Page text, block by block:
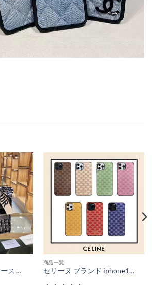
Christian Dior レディース バッグ 激安 ディオール オブリーク ブックトート セレブ愛用 ハンドバッグ スカーフ付き dior風 カバン 新作 ファッション 送料無料 通販
商品一覧
セリーヌ ブランド iphone15/15proケース 可愛い celine 風 iphone14pro/13 保護カバー お揃い シンプル スマホケース11/11pro ちゃんと届く トリオンフ柄 iphonexs max/xr かばー 2021 新作